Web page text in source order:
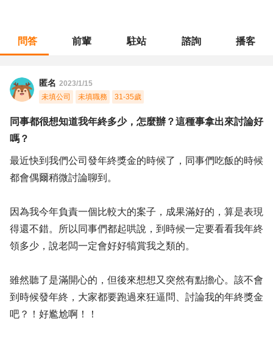
問答 前輩 駐站 諮詢 播客
匿名 2023/1/15
未填公司
未填職務 31-35歲
同事都很想知道我年終多少，怎麼辦？這種事拿出來討論好
嗎？
最近快到我們公司發年終獎金的時候了，同事們吃飯的時候
都會偶爾稍微討論聊到。
因為我今年負責一個比較大的案子，成果滿好的，算是表現
得還不錯。所以同事們都起哄說，到時候一定要看看我年終
領多少，說老闆一定會好好犒賞我之類的。
雖然聽了是滿開心的，但後來想想又突然有點擔心。該不會
到時候發年終，大家都要跑過來狂逼問、討論我的年終獎金
吧？！好尷尬啊！！